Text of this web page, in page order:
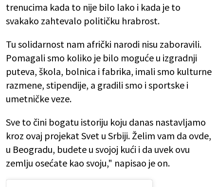
trenucima kada to nije bilo lako i kada je to
svakako zahtevalo političku hrabrost.
Tu solidarnost nam afrički narodi nisu zaboravili.
Pomagali smo koliko je bilo moguće u izgradnji
puteva, škola, bolnica i fabrika, imali smo kulturne
razmene, stipendije, a gradili smo i sportske i
umetničke veze.
Sve to čini bogatu istoriju koju danas nastavljamo
kroz ovaj projekat Svet u Srbiji. Želim vam da ovde,
u Beogradu, budete u svojoj kući i da uvek ovu
zemlju osećate kao svoju," napisao je on.